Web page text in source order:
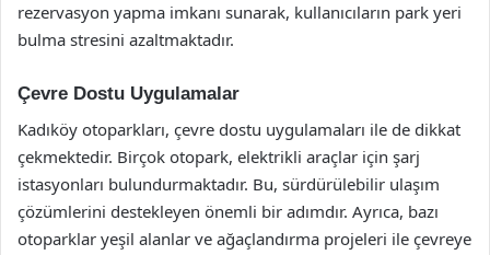
rezervasyon yapma imkanı sunarak, kullanıcıların park yeri
bulma stresini azaltmaktadır.
Çevre Dostu Uygulamalar
Kadıköy otoparkları, çevre dostu uygulamaları ile de dikkat
çekmektedir. Birçok otopark, elektrikli araçlar için şarj
istasyonları bulundurmaktadır. Bu, sürdürülebilir ulaşım
çözümlerini destekleyen önemli bir adımdır. Ayrıca, bazı
otoparklar yeşil alanlar ve ağaçlandırma projeleri ile çevreye